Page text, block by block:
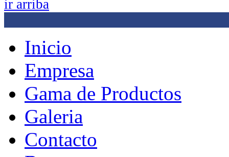
ir arriba
Inicio
Empresa
Gama de Productos
Galeria
Contacto